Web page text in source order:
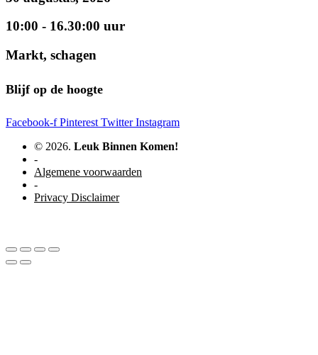
10:00 - 16.30:00 uur
Markt, schagen
Blijf op de hoogte
Facebook-f Pinterest Twitter Instagram
© 2026. Leuk Binnen Komen!
-
Algemene voorwaarden
-
Privacy Disclaimer